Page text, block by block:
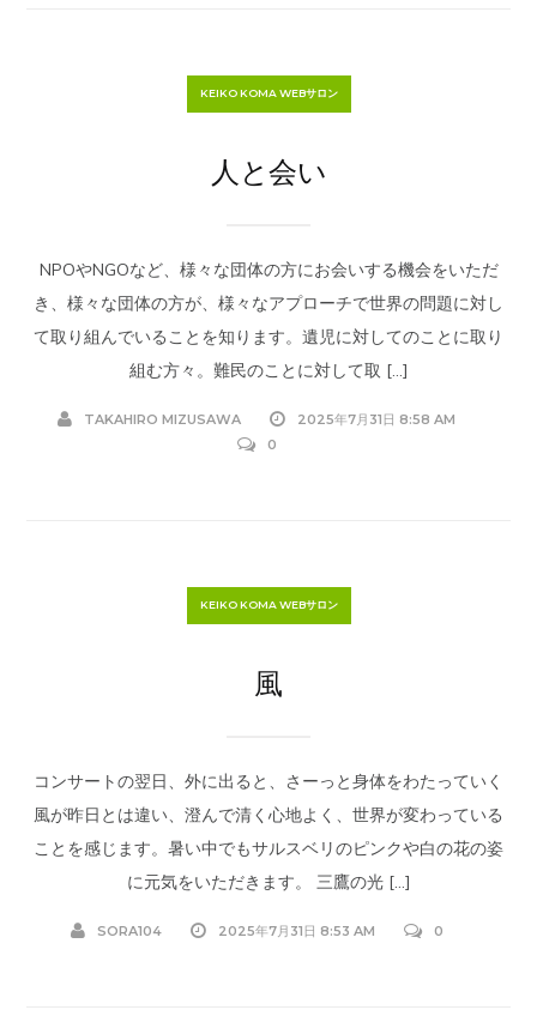
KEIKO KOMA WEBサロン
人と会い
NPOやNGOなど、様々な団体の方にお会いする機会をいただ
き、様々な団体の方が、様々なアプローチで世界の問題に対し
て取り組んでいることを知ります。遺児に対してのことに取り
組む方々。難民のことに対して取 […]
TAKAHIRO MIZUSAWA
2025年7月31日 8:58 AM
0
KEIKO KOMA WEBサロン
風
コンサートの翌日、外に出ると、さーっと身体をわたっていく
風が昨日とは違い、澄んで清く心地よく、世界が変わっている
ことを感じます。暑い中でもサルスベリのピンクや白の花の姿
に元気をいただきます。 三鷹の光 […]
SORA104 2025年7月31日 8:53 AM 0